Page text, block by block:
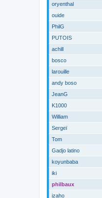
oryenthal
ouide
PhilG
PUTOIS
achill
bosco
larouille
andy boso
JeanG
K1000
William
Sergeï
Tom
Gadjo latino
koyunbaba
iki
philbaux
izaho